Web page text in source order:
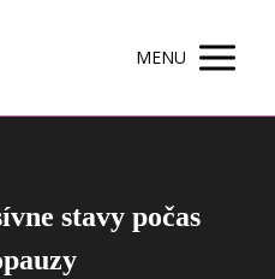
MENU
stavy počas